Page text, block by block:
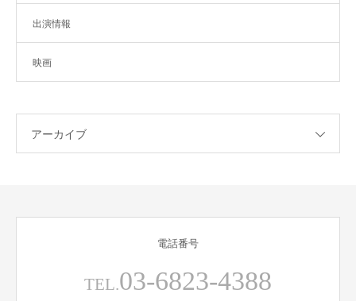
出演情報
映画
アーカイブ
電話番号
TEL.03-6823-4388